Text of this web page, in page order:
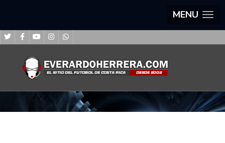
MENU